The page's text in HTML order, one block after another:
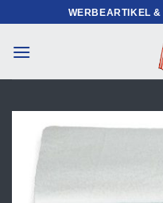
Inhalt
springen
WERBEARTIKEL